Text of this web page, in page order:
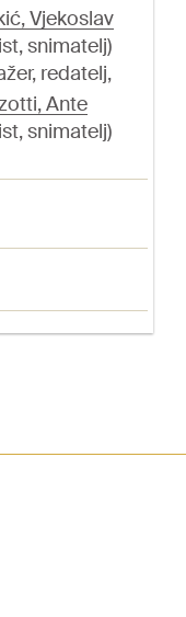
Vjekoslav
snimatelj)
redatelj,
Ante
snimatelj)